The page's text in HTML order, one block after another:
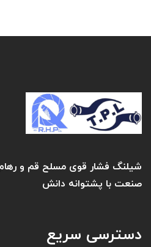
شیلنگ فشار قوی مسلح قم و
صنعت با پشتوانه دانش
دسترسی سریع